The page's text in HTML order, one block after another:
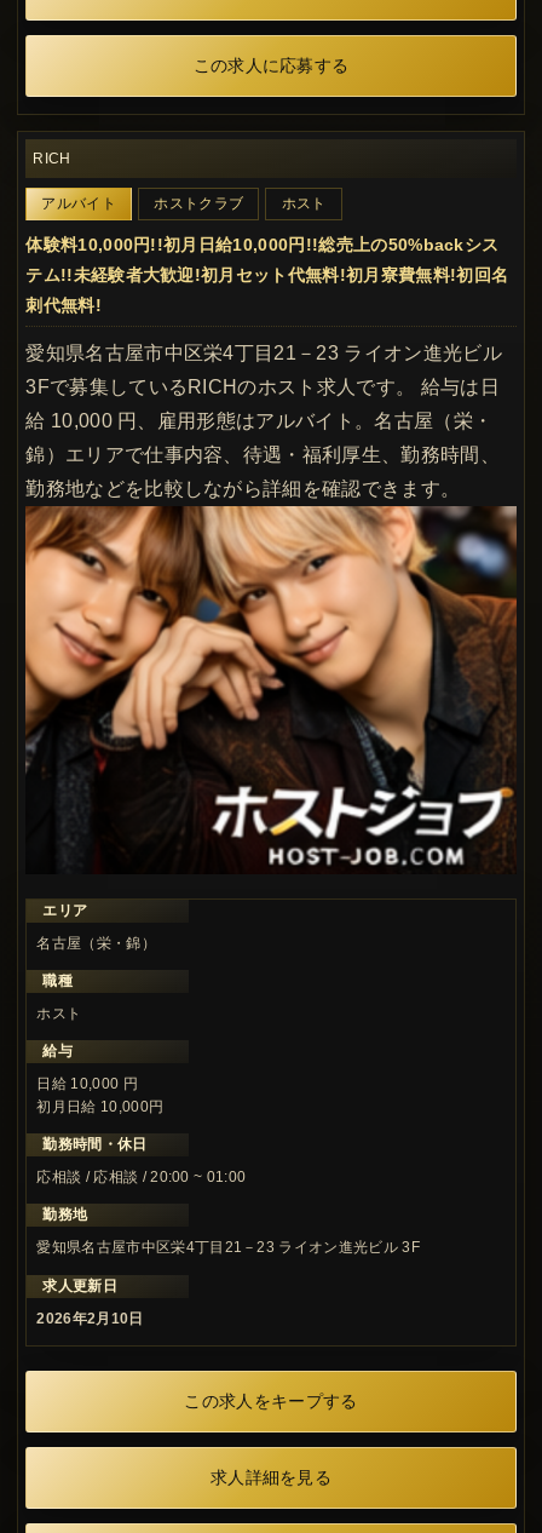
この求人に応募する
RICH
アルバイト ホストクラブ ホスト
体験料10,000円!!初月日給10,000円!!総売上の50%backシス
テム!!未経験者大歓迎!初月セット代無料!初月寮費無料!初回名
刺代無料!
愛知県名古屋市中区栄4丁目21－23 ライオン進光ビル
3Fで募集しているRICHのホスト求人です。 給与は日
給 10,000 円、雇用形態はアルバイト。名古屋（栄・
錦）エリアで仕事内容、待遇・福利厚生、勤務時間、
勤務地などを比較しながら詳細を確認できます。
エリア
名古屋（栄・錦）
職種
ホスト
給与
日給 10,000 円
初月日給 10,000円
勤務時間・休日
応相談 / 応相談 / 20:00 ~ 01:00
勤務地
愛知県名古屋市中区栄4丁目21－23 ライオン進光ビル 3F
求人更新日
2026年2月10日
この求人をキープする
求人詳細を見る